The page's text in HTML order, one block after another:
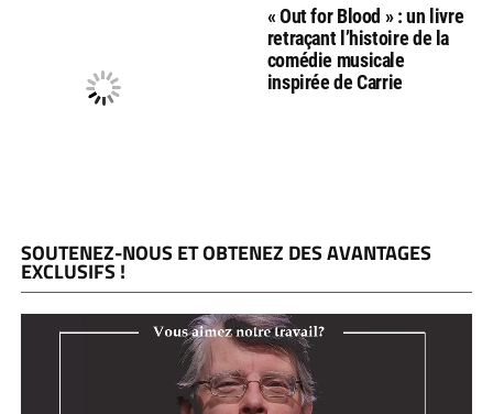
« Out for Blood » : un livre
retraçant l’histoire de la
comédie musicale
inspirée de Carrie
SOUTENEZ-NOUS ET OBTENEZ DES AVANTAGES
EXCLUSIFS !